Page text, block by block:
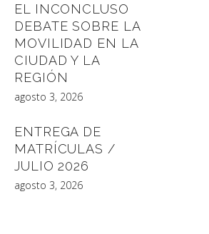
EL INCONCLUSO
DEBATE SOBRE LA
MOVILIDAD EN LA
CIUDAD Y LA
REGIÓN
agosto 3, 2026
ENTREGA DE
MATRÍCULAS /
JULIO 2026
agosto 3, 2026